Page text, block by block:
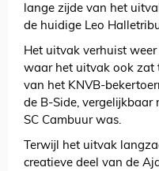
lange zijde van het
de huidige Leo
Het uitvak verhuist
waar het uitvak ook zat
van het KNVB-
de B-Side, vergelijkbaar
SC Cambuur was.
Terwijl het uitvak
creatieve deel van de